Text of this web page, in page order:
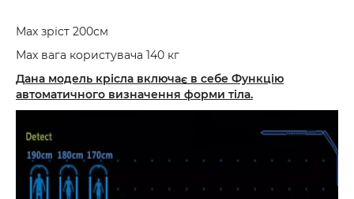
Мах зріст 200см
Мах вага користувача 140 кг
Дана модель крісла включає в себе Функцію
автоматичного визначення форми тіла.